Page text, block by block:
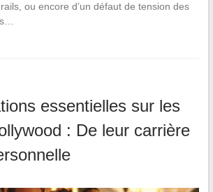
ou encore d’un défaut de tension des
essentielles sur les
: De leur carrière